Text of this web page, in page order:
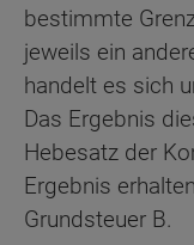
bestimmte
jeweils ein
handelt es sich
Das Ergebnis
Hebesatz der
Ergebnis
Grundsteuer B.